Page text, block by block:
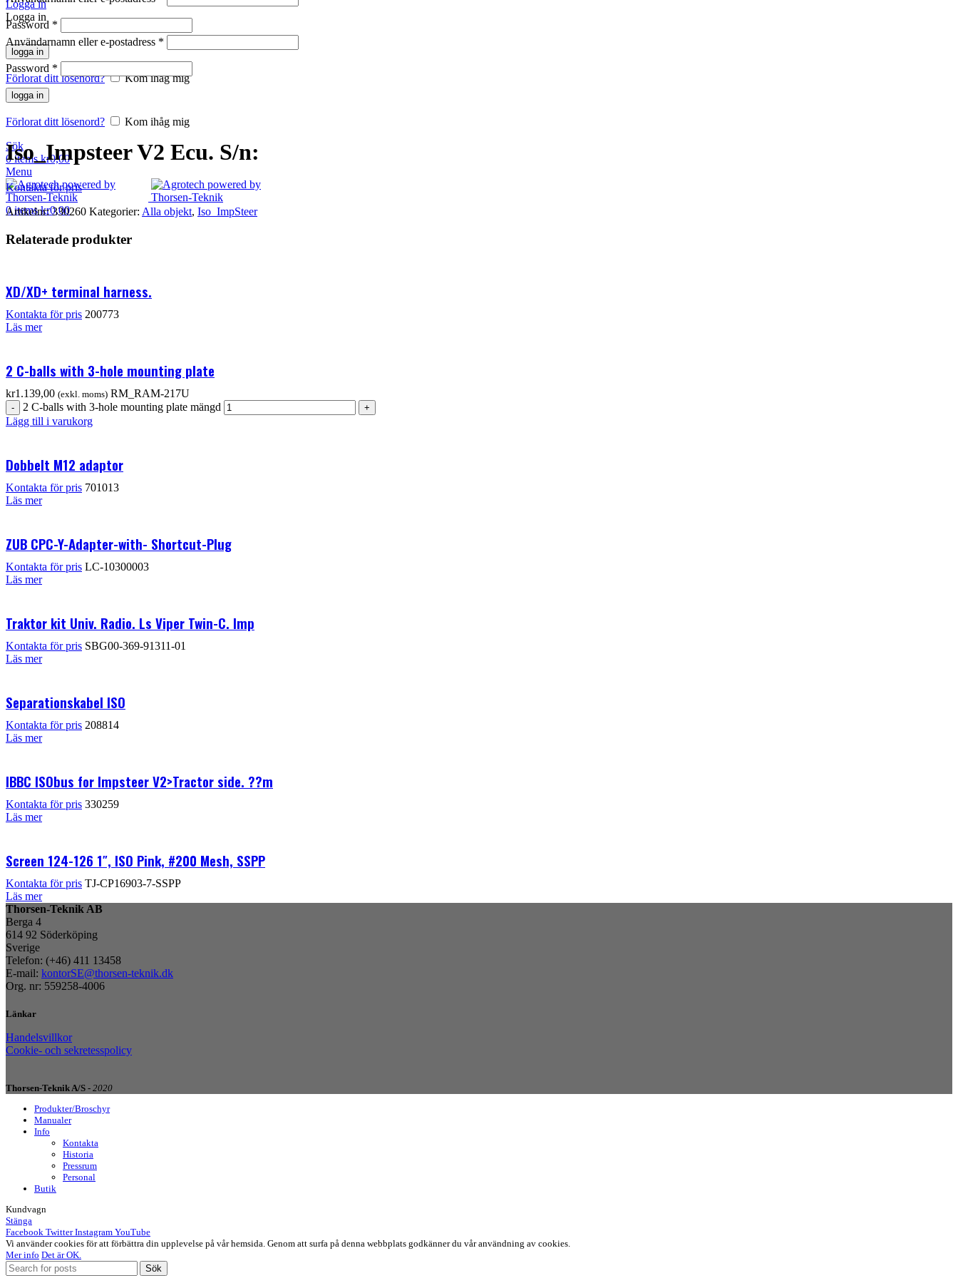
Password *
logga in
Förlorat ditt lösenord? Kom ihåg mig
Logga in
Logga in
Användarnamn eller e-postadress *
Password *
logga in
Förlorat ditt lösenord?
Kom ihåg mig
Sök
0items kr0,00
Menu
0items kr0,00
Klicka för att förstora
Iso_Impsteer V2 Ecu. S/n:
Kontakta för pris
Artikelnr:330260 Kategorier: Alla objekt, Iso_ImpSteer
Relaterade produkter
XD/XD+ terminal harness.
Kontakta för pris 200773
Läs mer
2 C-balls with 3-hole mounting plate
kr1.139,00 (exkl. moms) RM_RAM-217U
2 C-balls with 3-hole mounting plate mängd
Lägg till i varukorg
Dobbelt M12 adaptor
Kontakta för pris 701013
Läs mer
ZUB CPC-Y-Adapter-with- Shortcut-Plug
Kontakta för pris LC-10300003
Läs mer
Traktor kit Univ. Radio. Ls Viper Twin-C. Imp
Kontakta för pris SBG00-369-91311-01
Läs mer
Separationskabel ISO
Kontakta för pris 208814
Läs mer
IBBC ISObus for Impsteer V2>Tractor side. ??m
Kontakta för pris 330259
Läs mer
Screen 124-126 1″, ISO Pink, #200 Mesh, SSPP
Kontakta för pris TJ-CP16903-7-SSPP
Läs mer
Thorsen-Teknik AB
Berga 4
614 92 Söderköping
Sverige
Telefon: (+46) 411 13458
E-mail: kontorSE@thorsen-teknik.dk
Org. nr: 559258-4006
Länkar
Handelsvillkor
Cookie- och sekretesspolicy
Thorsen-Teknik A/S - 2020
Produkter/Broschyr
Manualer
Info
Kontakta
Historia
Pressrum
Personal
Butik
Kundvagn
Stänga
Facebook Twitter Instagram YouTube
Vi använder cookies för att förbättra din upplevelse på vår hemsida. Genom att surfa på denna webbplats godkänner du vår användning av cookies.
Mer info Det är OK.
Sök